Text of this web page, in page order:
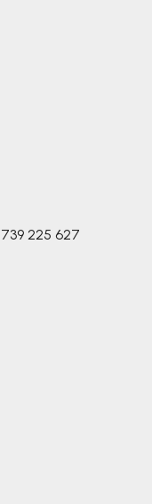
739 225 627